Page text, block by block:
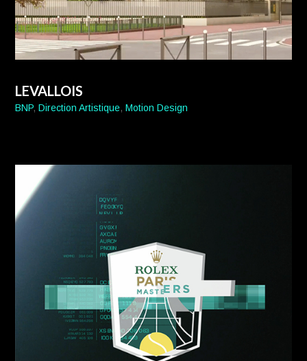
LEVALLOIS
BNP,Direction Artistique,Motion Design